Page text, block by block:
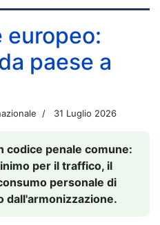
europeo:
paese a
31 Luglio 2026
codice penale comune:
per il traffico, il
personale di
dall'armonizzazione.